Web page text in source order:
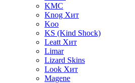
KMC
Knog Хит
Koo
KS (Kind Shock)
Leatt Хит
Limar
Lizard Skins
Look Хит
Magene